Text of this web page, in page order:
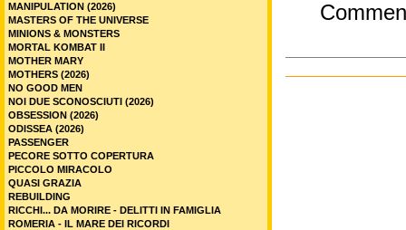
MANIPULATION (2026)
MASTERS OF THE UNIVERSE
MINIONS & MONSTERS
MORTAL KOMBAT II
MOTHER MARY
MOTHERS (2026)
NO GOOD MEN
NOI DUE SCONOSCIUTI (2026)
OBSESSION (2026)
ODISSEA (2026)
PASSENGER
PECORE SOTTO COPERTURA
PICCOLO MIRACOLO
QUASI GRAZIA
REBUILDING
RICCHI... DA MORIRE - DELITTI IN FAMIGLIA
ROMERIA - IL MARE DEI RICORDI